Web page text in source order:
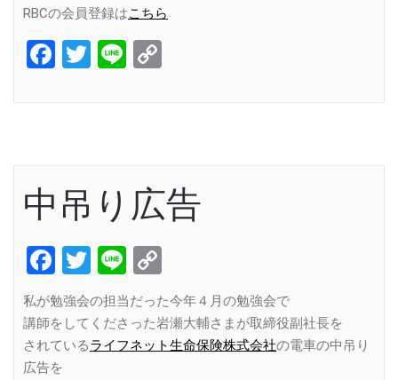
RBCの会員登録はこちら
Facebook
Twitter
Line
中吊り広告
Facebook
Twitter
Line
Link
私が勉強会の担当だった今年４月の勉強会で
講師をしてくださった岩瀬大輔さまが取締役副社長を
されているライフネット生命保険株式会社の電車の中吊り
広告を